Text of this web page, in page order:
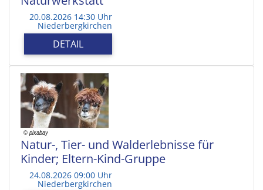
20.08.2026 14:30 Uhr
Niederbergkirchen
DETAIL
Natur-, Tier- und Walderlebnisse für
Kinder; Eltern-Kind-Gruppe
24.08.2026 09:00 Uhr
Niederbergkirchen